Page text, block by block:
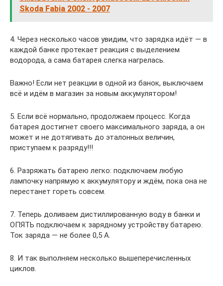
Skoda Fabia 2002 - 2007
4. Через несколько часов увидим, что зарядка идёт — в
каждой банке протекает реакция с выделением
водорода, а сама батарея слегка нагрелась.
Важно! Если нет реакции в одной из банок, выключаем
всё и идём в магазин за новым аккумулятором!
5. Если всё нормально, продолжаем процесс. Когда
батарея достигнет своего максимального заряда, а он
может и не дотягивать до эталонных величин,
приступаем к разряду!!!
6. Разряжать батарею легко: подключаем любую
лампочку напрямую к аккумулятору и ждём, пока она не
перестанет гореть совсем.
7. Теперь доливаем дистиллированную воду в банки и
ОПЯТЬ подключаем к зарядному устройству батарею.
Ток заряда — не более 0,5 А.
8. И так выполняем несколько вышеперечисленных
циклов.